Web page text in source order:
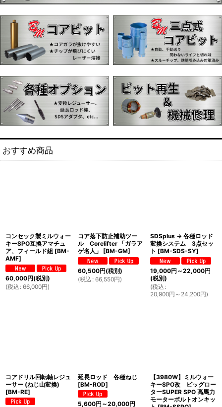
おすすめ商品
コンセック製ミルウォー
キーSPO互換アマチュ
ア、フィールド組 [BM-
AMF]
60,000円(税別)
(税込 : 66,000円)
コア落下防止補助ツー
ル Corelifter 「ガラア
ゲ名人」
[BM-GM]
60,500円(税別)
(税込 : 66,550円)
SDSplus → 各種ロッド
変換システム 3点セッ
ト [BM-SDS-SY]
19,000円 ～22,000円
(税別)
(税込 :
20,900円 ～24,200円)
コアドリル回転軸レジュ
ーサー (ねじ山変換)
[BM-RE]
延長ロッド 各種ねじ
[BM-ROD]
5,600円 ～20,000円
【3980W】ミルウォー
キーSPO改 ビッグロー
ターSUPER SPO 高馬力
モーターボルトオンキッ